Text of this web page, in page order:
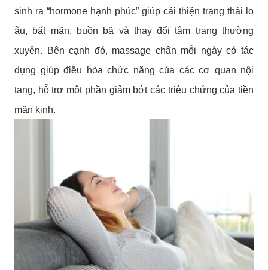
sinh ra “hormone hạnh phúc” giúp cải thiện trạng thái lo
âu, bất mãn, buồn bã và thay đổi tâm trạng thường
xuyên. Bên cạnh đó, massage chân mỗi ngày có tác
dụng giúp điều hòa chức năng của các cơ quan nội
tạng, hỗ trợ một phần giảm bớt các triệu chứng của tiền
mãn kinh.